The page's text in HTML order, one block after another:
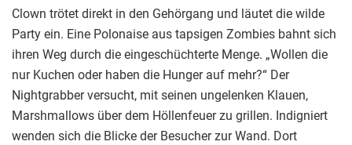
Clown trötet direkt in den Gehörgang und läutet die wilde
Party ein. Eine Polonaise aus tapsigen Zombies bahnt sich
ihren Weg durch die eingeschüchterte Menge. „Wollen die
nur Kuchen oder haben die Hunger auf mehr?“ Der
Nightgrabber versucht, mit seinen ungelenken Klauen,
Marshmallows über dem Höllenfeuer zu grillen. Indigniert
wenden sich die Blicke der Besucher zur Wand. Dort